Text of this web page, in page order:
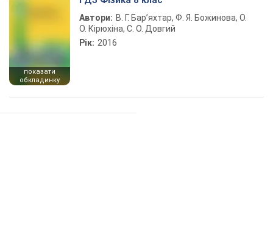
показати
обкладинку
Автори: В. Г. Бар’яхтар, Ф. Я. Божинова, О.
О. Кірюхіна, С. О. Довгий
Рік: 2016